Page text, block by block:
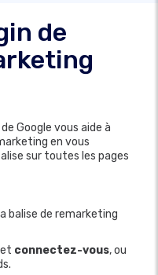
de
Google vous aide à
en vous
sur toutes les pages
balise de remarketing
et connectez-vous, ou